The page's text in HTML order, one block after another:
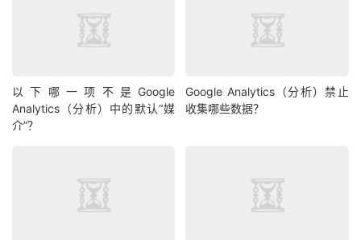
以下哪一项不是Google
Analytics（分析）中的默认“媒
介”？
Google Analytics（分析）禁止
收集哪些数据？